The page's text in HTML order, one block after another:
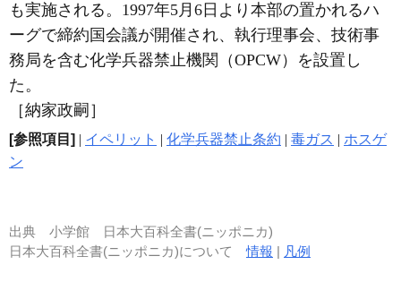
も実施される。1997年5月6日より本部の置かれるハ
ーグで締約国会議が開催され、執行理事会、技術事
務局を含む化学兵器禁止機関（OPCW）を設置し
た。
［納家政嗣］
[参照項目] | イペリット | 化学兵器禁止条約 | 毒ガス | ホスゲ
ン
出典 小学館 日本大百科全書(ニッポニカ)
日本大百科全書(ニッポニカ)について情報 | 凡例